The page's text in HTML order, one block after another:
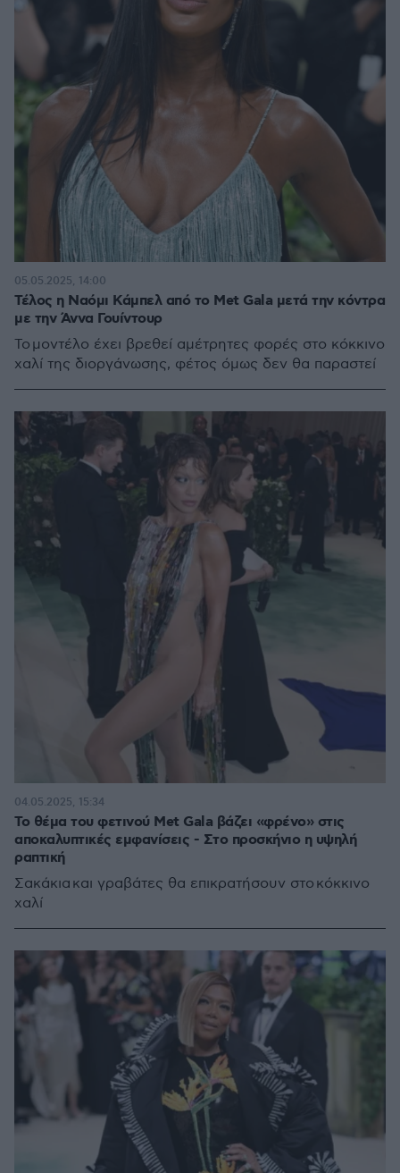
Τέλος η Ναόμι Κάμπελ από το Met Gala μετά την κόντρα
με την Άννα Γουίντουρ
To μοντέλο έχει βρεθεί αμέτρητες φορές στο κόκκινο
χαλί της διοργάνωσης, φέτος όμως δεν θα παραστεί
05.05.2025, 14:00
Το θέμα του φετινού Met Gala βάζει «φρένο» στις
αποκαλυπτικές εμφανίσεις - Στο προσκήνιο η υψηλή
ραπτική
Σακάκια και γραβάτες θα επικρατήσουν στο κόκκινο
χαλί
04.05.2025, 15:34